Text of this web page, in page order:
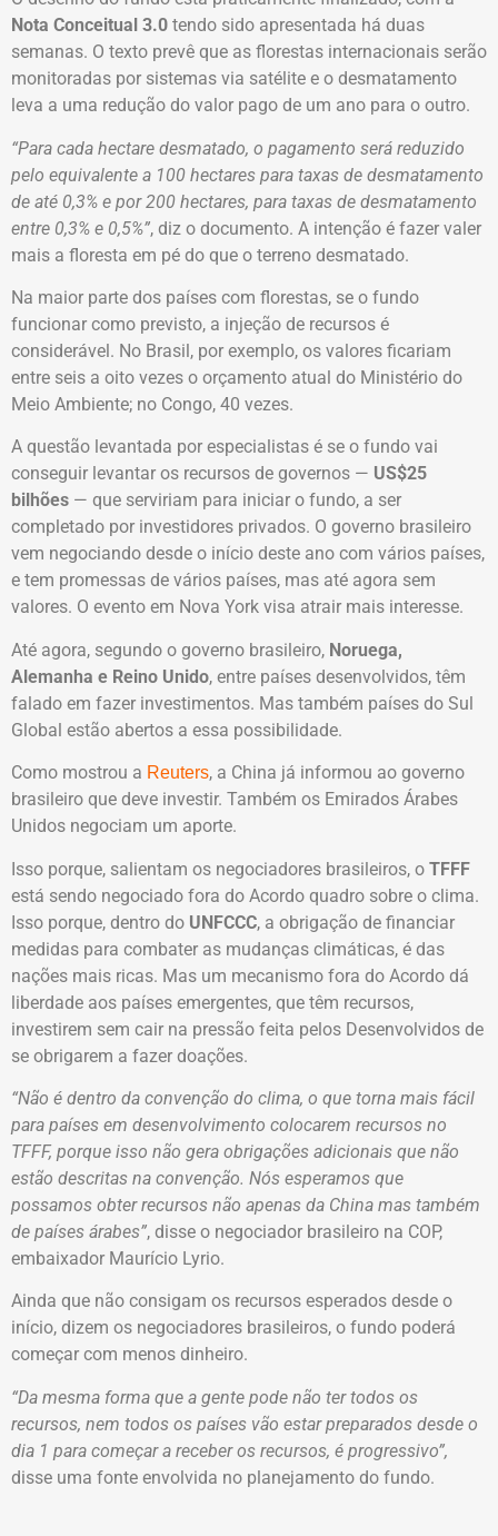
Nota Conceitual 3.0 tendo sido apresentada há duas
semanas. O texto prevê que as florestas internacionais serão
monitoradas por sistemas via satélite e o desmatamento
leva a uma redução do valor pago de um ano para o outro.
“Para cada hectare desmatado, o pagamento será reduzido
pelo equivalente a 100 hectares para taxas de desmatamento
de até 0,3% e por 200 hectares, para taxas de desmatamento
entre 0,3% e 0,5%”, diz o documento. A intenção é fazer valer
mais a floresta em pé do que o terreno desmatado.
Na maior parte dos países com florestas, se o fundo
funcionar como previsto, a injeção de recursos é
considerável. No Brasil, por exemplo, os valores ficariam
entre seis a oito vezes o orçamento atual do Ministério do
Meio Ambiente; no Congo, 40 vezes.
A questão levantada por especialistas é se o fundo vai
conseguir levantar os recursos de governos — US$25
bilhões — que serviriam para iniciar o fundo, a ser
completado por investidores privados. O governo brasileiro
vem negociando desde o início deste ano com vários países,
e tem promessas de vários países, mas até agora sem
valores. O evento em Nova York visa atrair mais interesse.
Até agora, segundo o governo brasileiro, Noruega,
Alemanha e Reino Unido, entre países desenvolvidos, têm
falado em fazer investimentos. Mas também países do Sul
Global estão abertos a essa possibilidade.
Como mostrou a Reuters, a China já informou ao governo
brasileiro que deve investir. Também os Emirados Árabes
Unidos negociam um aporte.
Isso porque, salientam os negociadores brasileiros, o TFFF
está sendo negociado fora do Acordo quadro sobre o clima.
Isso porque, dentro do UNFCCC, a obrigação de financiar
medidas para combater as mudanças climáticas, é das
nações mais ricas. Mas um mecanismo fora do Acordo dá
liberdade aos países emergentes, que têm recursos,
investirem sem cair na pressão feita pelos Desenvolvidos de
se obrigarem a fazer doações.
“Não é dentro da convenção do clima, o que torna mais fácil
para países em desenvolvimento colocarem recursos no
TFFF, porque isso não gera obrigações adicionais que não
estão descritas na convenção. Nós esperamos que
possamos obter recursos não apenas da China mas também
de países árabes”, disse o negociador brasileiro na COP,
embaixador Maurício Lyrio.
Ainda que não consigam os recursos esperados desde o
início, dizem os negociadores brasileiros, o fundo poderá
começar com menos dinheiro.
“Da mesma forma que a gente pode não ter todos os
recursos, nem todos os países vão estar preparados desde o
dia 1 para começar a receber os recursos, é progressivo”,
disse uma fonte envolvida no planejamento do fundo.